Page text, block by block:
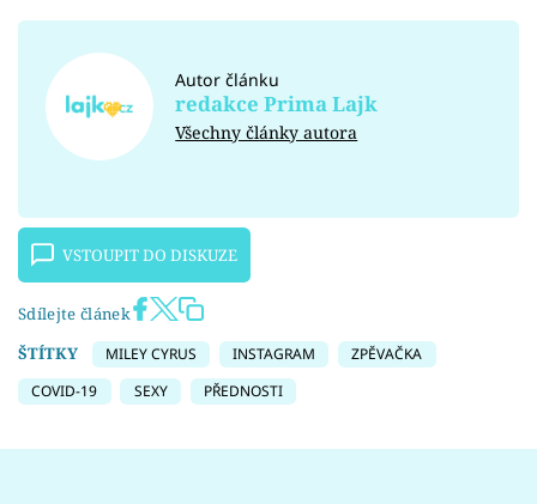
Autor článku
redakce Prima Lajk
Všechny články autora
VSTOUPIT DO DISKUZE
Sdílejte článek
ŠTÍTKY
MILEY CYRUS INSTAGRAM
ZPĚVAČKA
COVID-19
SEXY PŘEDNOSTI